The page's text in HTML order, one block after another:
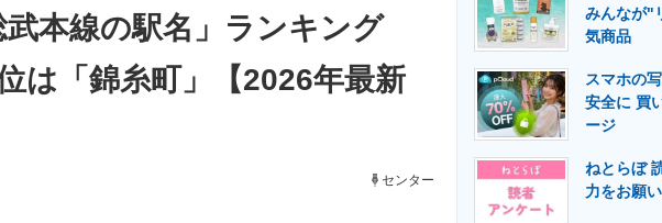
総合サイト 製造業のIT導入・活用を支援
専門サイト エネルギーの専門メディア 建設×
本線の駅名」ランキング
は「錦糸町」【2026年最新
センター
みんなが"
気商品
スマホの
安全に 買
ージ
ねとらぼ
力をお願